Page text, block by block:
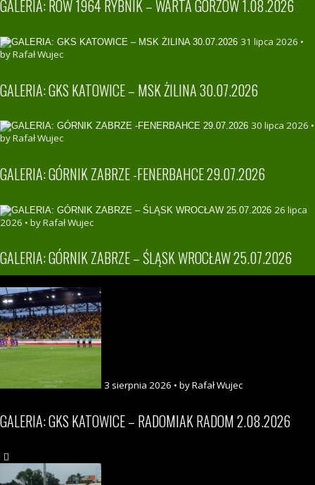
GALERIA: ROW 1964 RYBNIK – WARTA GORZÓW 1.08.2026
31 lipca 2026 •
by Rafał Wujec
GALERIA: GKS KATOWICE – MSK ŻILINA 30.07.2026
30 lipca 2026 •
by Rafał Wujec
GALERIA: GÓRNIK ZABRZE -FENERBAHCE 29.07.2026
26 lipca
2026 • by Rafał Wujec
GALERIA: GÓRNIK ZABRZE – ŚLĄSK WROCŁAW 25.07.2026
3 sierpnia 2026 • by Rafał Wujec
GALERIA: GKS KATOWICE – RADOMIAK RADOM 2.08.2026